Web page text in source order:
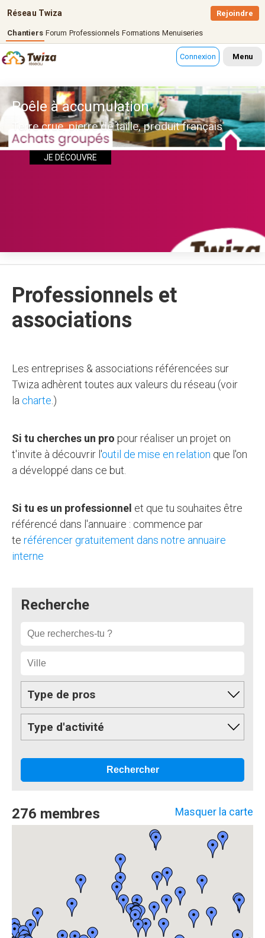
Réseau Twiza
Chantiers Forum Professionnels Formations Menuiseries
Rejoindre
Connexion Menu
Poêle à accumulation
Terre crue, pierre de taille, produit français
JE DÉCOUVRE
Professionnels et
associations
Les entreprises & associations référencées sur
Twiza adhèrent toutes aux valeurs du réseau (voir
la charte .)
Si tu cherches un pro pour réaliser un projet on
t'invite à découvrir l'outil de mise en relation que l'on
a développé dans ce but.
Si tu es un professionnel et que tu souhaites être
référencé dans l'annuaire : commence par
te référencer gratuitement dans notre annuaire
interne
Recherche
Type de pros
Type d'activité
Masquer la carte
276 membres